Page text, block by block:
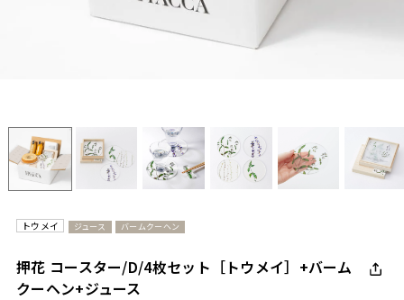
トウメイ ジュース バームクーヘン
押花 コースター/D/4枚セット［トウメイ］+バーム
クーヘン+ジュース